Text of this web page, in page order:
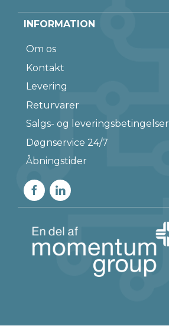
INFORMATION
Om os
Kontakt
Levering
Returvarer
Salgs- og leveringsbetingelser
Døgnservice 24/7
Åbningstider